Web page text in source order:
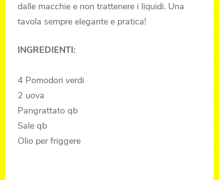
dalle macchie e non trattenere i liquidi. Una
tavola sempre elegante e pratica!
INGREDIENTI:
4 Pomodori verdi
2 uova
Pangrattato qb
Sale qb
Olio per friggere